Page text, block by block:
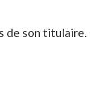
de son titulaire.